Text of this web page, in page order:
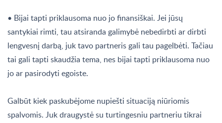
• Bijai tapti priklausoma nuo jo finansiškai. Jei jūsų
santykiai rimti, tau atsiranda galimybė nebedirbti ar dirbti
lengvesnį darbą, juk tavo partneris gali tau pagelbėti. Tačiau
tai gali tapti skaudžia tema, nes bijai tapti priklausoma nuo
jo ar pasirodyti egoiste.
Galbūt kiek paskubėjome nupiešti situaciją niūriomis
spalvomis. Juk draugystė su turtingesniu partneriu tikrai